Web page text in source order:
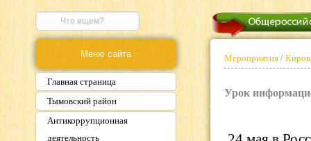
Меню сайта
Главная страница
Тымовский район
Антикоррупционная
деятельность
Мероприятия /
Урок